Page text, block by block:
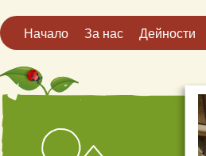
Начало За нас Дейности